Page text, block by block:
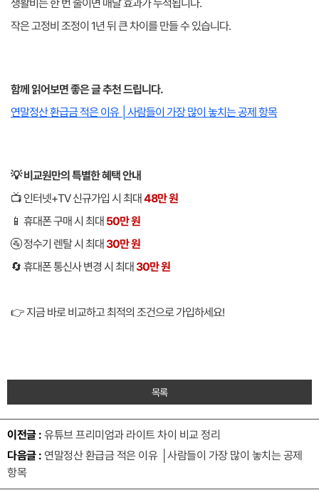
생활비는 한 번 줄이면 매달 효과가 누적됩니다.
작은 고정비 조정이 1년 뒤 큰 차이를 만들 수 있습니다.
함께 읽어보면 좋은 글 추천 드립니다.
연말정산 환급금 적은 이유 │사람들이 가장 많이 놓치는 공제 항목
💡 비교원만의 특별한 혜택 안내
📺 인터넷+TV 신규가입 시 최대48만 원
📱 휴대폰 구매 시 최대 50만 원
🚰 정수기 렌탈 시 최대 30만 원
🔄 휴대폰 통신사 변경 시 최대 30만 원
👉 지금 바로 비교하고 최적의 조건으로 가입하세요!
목록
이전글 : 유튜브 프리미엄과 라이트 차이 비교 정리
다음글 : 연말정산 환급금 적은 이유 │사람들이 가장 많이 놓치는 공제
항목